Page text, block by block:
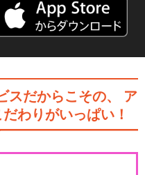
だからこその、
ア
わりがいっぱい！